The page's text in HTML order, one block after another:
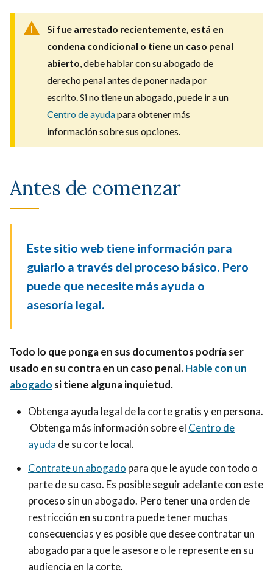
Si fue arrestado recientemente, está en
condena condicional o tiene un caso penal
abierto, debe hablar con su abogado de
derecho penal antes de poner nada por
escrito. Si no tiene un abogado, puede ir a un
Centro de ayudapara obtener más
información sobre sus opciones.
Antes de comenzar
Este sitio web tiene información para
guiarlo a través del proceso básico. Pero
puede que necesite más ayuda o
asesoría legal.
Todo lo que ponga en sus documentos podría ser
usado en su contra en un caso penal.Hable con un
abogado si tiene alguna inquietud.
Obtenga ayuda legal de la corte gratis y en persona.
Obtenga más información sobre el Centro de
ayuda de su corte local.
Contrate un abogado para que le ayude con todo o
parte de su caso. Es posible seguir adelante con este
proceso sin un abogado. Pero tener una orden de
restricción en su contra puede tener muchas
consecuencias y es posible que desee contratar un
abogado para que le asesore o le represente en su
audiencia en la corte.